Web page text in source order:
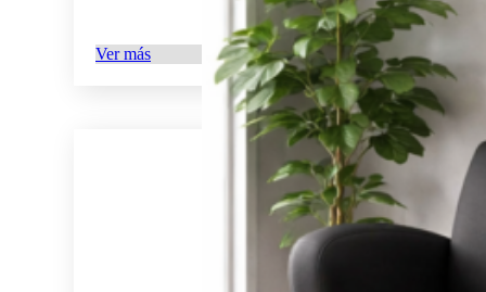
Ver más